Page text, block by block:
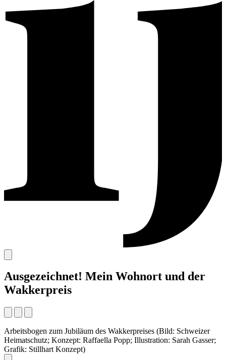
Ausgezeichnet! Mein Wohnort und der
Wakkerpreis
Arbeitsbogen zum Jubiläum des Wakkerpreises (Bild: Schweizer
Heimatschutz; Konzept: Raffaella Popp; Illustration: Sarah Gasser;
Grafik: Stillhart Konzept)